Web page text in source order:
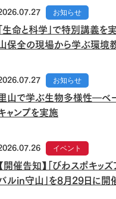
お知らせ
「生命と科学」で特別講義
保全の現場から学ぶ環境
お知らせ
山で学ぶ生物多様性―ベ
ャンプを実施
イベント
【開催告知】「びわスポキッズ
ルin守山」を8月29日に開